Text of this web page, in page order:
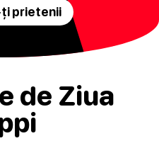
prietenii
de Ziua